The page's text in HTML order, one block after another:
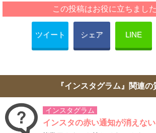
この投稿はお役に立ちまし
ツイート シェア LINE
『インスタグラム』関連の
インスタグラム
インスタの赤い通知が消えない